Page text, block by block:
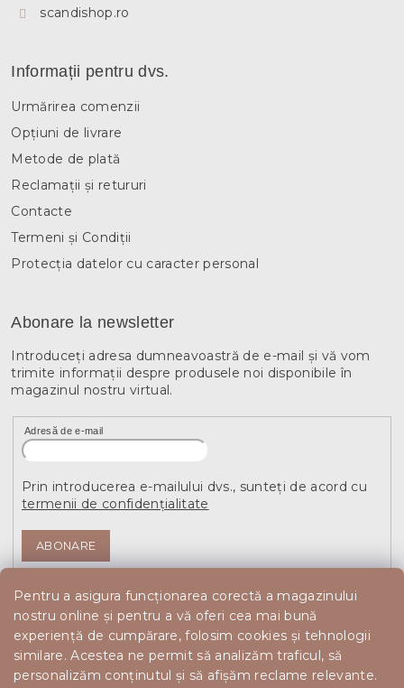
Pentru a asigura funcționarea corectă a magazinului
nostru online și pentru a vă oferi cea mai bună
experiență de cumpărare, folosim cookies și tehnologii
similare. Acestea ne permit să analizăm traficul, să
personalizăm conținutul și să afișăm reclame relevante.
scandishop.ro
Informații pentru dvs.
Urmărirea comenzii
Opțiuni de livrare
Metode de plată
Reclamații și retururi
Contacte
Termeni și Condiții
Protecția datelor cu caracter personal
Abonare la newsletter
Introduceţi adresa dumneavoastră de e-mail şi vă vom
trimite informaţii despre produsele noi disponibile în
magazinul nostru virtual.
Adresă de e-mail
Prin introducerea e-mailului dvs., sunteți de acord cu
termenii de confidențialitate
ABONARE